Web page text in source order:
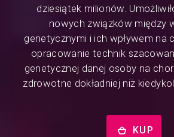
dziesiątek milionów.
nowych związków między
genetycznymi i ich wpływem na
opracowanie technik
genetycznej danej osoby na
zdrowotne dokładniej niż
KUP